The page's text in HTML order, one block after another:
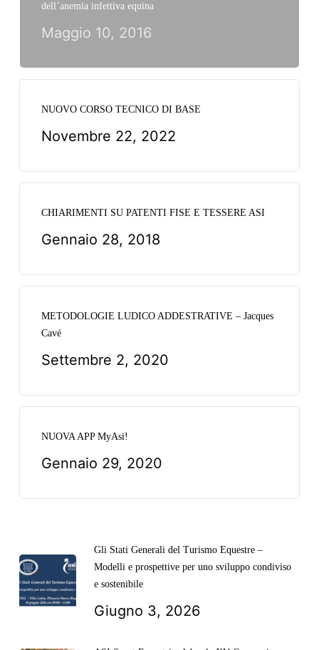
dell’anemia infettiva equina
Maggio 10, 2016
NUOVO CORSO TECNICO DI BASE
Novembre 22, 2022
CHIARIMENTI SU PATENTI FISE E TESSERE ASI
Gennaio 28, 2018
METODOLOGIE LUDICO ADDESTRATIVE – Jacques
Cavé
Settembre 2, 2020
NUOVA APP MyAsi!
Gennaio 29, 2020
Gli Stati Generali del Turismo Equestre –
Modelli e prospettive per uno sviluppo condiviso
e sostenibile
Giugno 3, 2026